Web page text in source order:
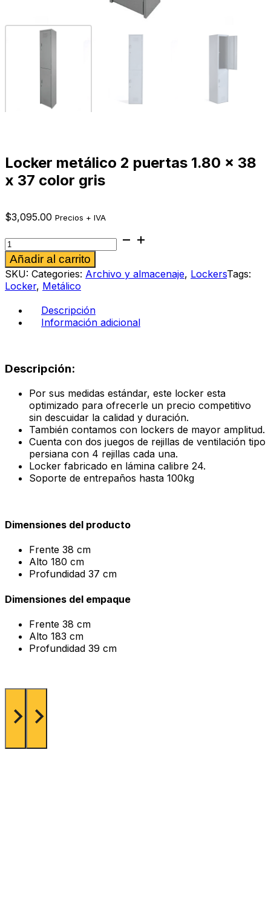
Locker metálico 2 puertas 1.80 x 38
x 37 color gris
$3,095.00 Precios + IVA
Locker
metálico
puertas
1.80
x
Añadir al carrito
SKU: Categories: Archivo y almacenaje, LockersTags:
Locker, Metálico
Descripción
Información adicional
Descripción:
Por sus medidas estándar, este locker esta
optimizado para ofrecerle un precio competitivo
sin descuidar la calidad y duración.
También contamos con lockers de mayor amplitud.
Cuenta con dos juegos de rejillas de ventilación tipo
persiana con 4 rejillas cada una.
Locker fabricado en lámina calibre 24.
Soporte de entrepaños hasta 100kg
Dimensiones del producto
Frente 38 cm
Alto 180 cm
Profundidad 37 cm
Dimensiones del empaque
Frente 38 cm
Alto 183 cm
Profundidad 39 cm